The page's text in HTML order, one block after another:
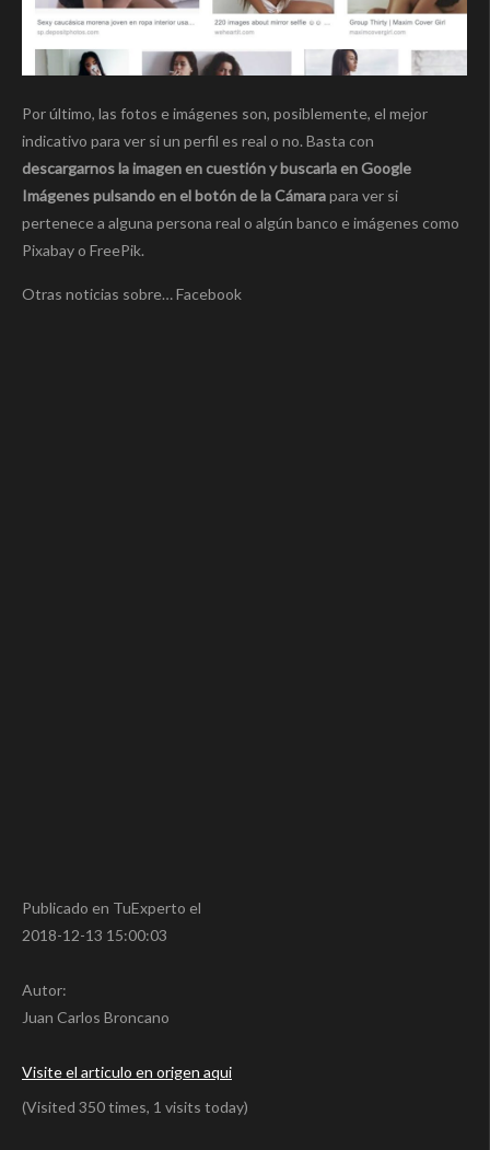
Por último, las fotos e imágenes son, posiblemente, el mejor
indicativo para ver si un perfil es real o no. Basta con
descargarnos la imagen en cuestión y buscarla en Google
Imágenes pulsando en el botón de la Cámarapara ver si
pertenece a alguna persona real o algún banco e imágenes como
Pixabay o FreePik.
Otras noticias sobre… Facebook
Publicado en TuExperto el
2018-12-13 15:00:03
Autor:
Juan Carlos Broncano
Visite el articulo en origen aqui
(Visited 350 times, 1 visits today)